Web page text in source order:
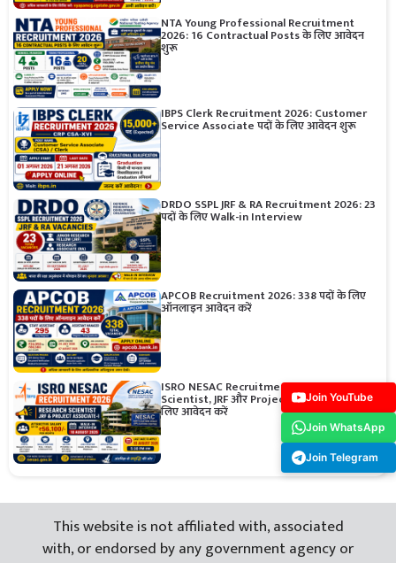
NTA Young Professional Recruitment
2026: 16 Contractual Posts के लिए आवेदन
शुरू
IBPS Clerk Recruitment 2026: Customer
Service Associate पदों के लिए आवेदन शुरू
DRDO SSPL JRF & RA Recruitment 2026: 23
पदों के लिए Walk-in Interview
APCOB Recruitment 2026: 338 पदों के लिए
ऑनलाइन आवेदन करें
ISRO NESAC Recruitment 2026: Research
Scientist, JRF और Project Associate पदों के
लिए आवेदन करें
This website is not affiliated with, associated
with, or endorsed by any government agency or
Join YouTube
Join WhatsApp
Join Telegram